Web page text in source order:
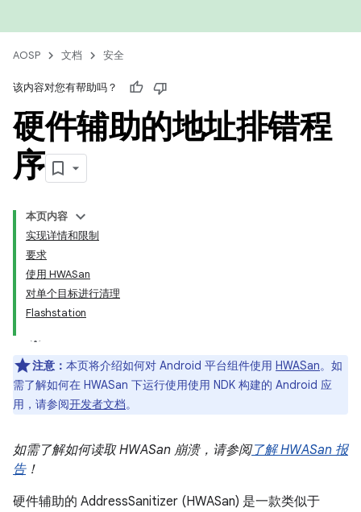
AOSP 文档 安全
该内容对您有帮助吗？
硬件辅助的地址排错程
序
本页内容
实现详情和限制
要求
使用 HWASan
对单个目标进行清理
Flashstation
注意： 本页将介绍如何对 Android 平台组件使用 HWASan。如
需了解如何在 HWASan 下运行使用使用 NDK 构建的 Android 应
用，请参阅开发者文档。
如需了解如何读取 HWASan 崩溃，请参阅了解 HWASan 报
告！
硬件辅助的 AddressSanitizer (HWASan) 是一款类似于